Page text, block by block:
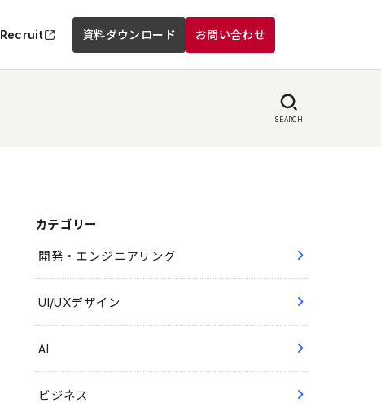
Recruit 資料ダウンロード お問い合わせ
SEARCH
カテゴリー
開発・エンジニアリング
UI/UXデザイン
AI
ビジネス